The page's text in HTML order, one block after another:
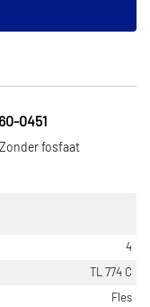
0451
Zonder fosfaat
4
TL 774 C
Fles